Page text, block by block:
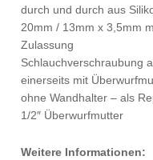
durch und durch aus
20mm / 13mm x 3,5mm
Zulassung
Schlauchverschraubung
einerseits mit
ohne Wandhalter – als
1/2″ Überwurfmutter
Weitere Informationen: